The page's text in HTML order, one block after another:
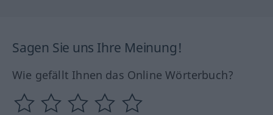
Sagen Sie uns Ihre Meinung!
Wie gefällt Ihnen das Online Wörterbuch?